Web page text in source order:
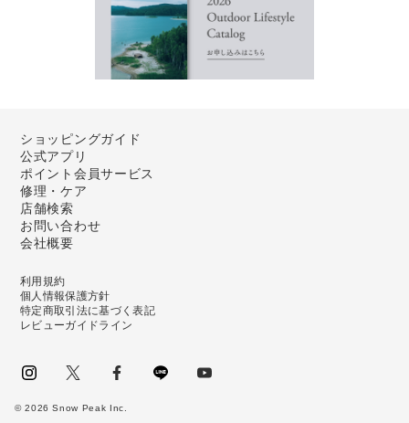
ショッピングガイド
公式アプリ
ポイント会員サービス
修理・ケア
店舗検索
お問い合わせ
会社概要
利用規約
個人情報保護方針
特定商取引法に基づく表記
レビューガイドライン
©2026 Snow Peak Inc.